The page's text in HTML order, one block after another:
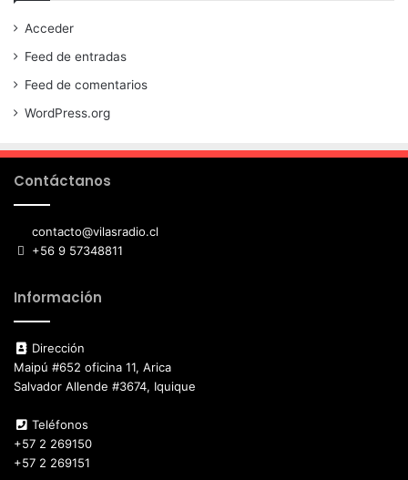
Acceder
Feed de entradas
Feed de comentarios
WordPress.org
Contáctanos
contacto@vilasradio.cl
+56 9 57348811
Información
Dirección
Maipú #652 oficina 11, Arica
Salvador Allende #3674, Iquique
Teléfonos
+57 2 269150
+57 2 269151